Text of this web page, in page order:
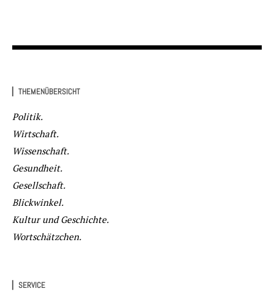
▏THEMENÜBERSICHT
Politik.
Wirtschaft.
Wissenschaft.
Gesundheit.
Gesellschaft.
Blickwinkel.
Kultur und Geschichte.
Wortschätzchen.
▏SERVICE